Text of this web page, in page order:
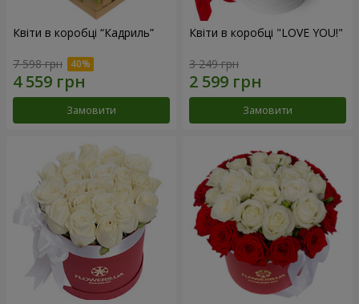
Квіти в коробці “Кадриль”
7 598 грн
Замовити
Квіти в коробці "LOVE YOU!"
3 249 грн
Замовити